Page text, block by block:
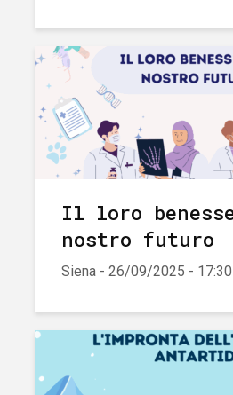
Il loro
nostro futuro
Siena - 26/09/2025 - 17:30